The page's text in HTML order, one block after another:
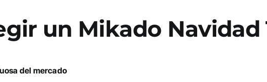
un Mikado Navidad
del mercado